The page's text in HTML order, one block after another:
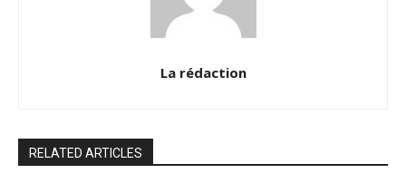
La rédaction
RELATED ARTICLES